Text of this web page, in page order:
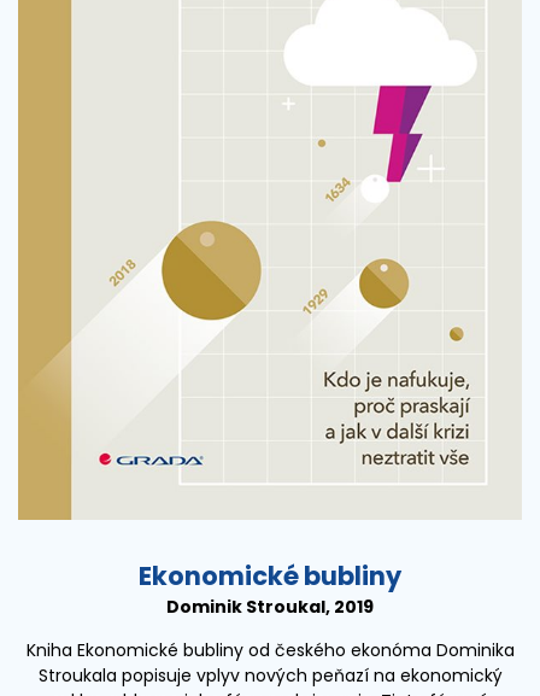
Ekonomické bubliny
Dominik Stroukal, 2019
Kniha Ekonomické bubliny od českého ekonóma Dominika
Stroukala popisuje vplyv nových peňazí na ekonomický